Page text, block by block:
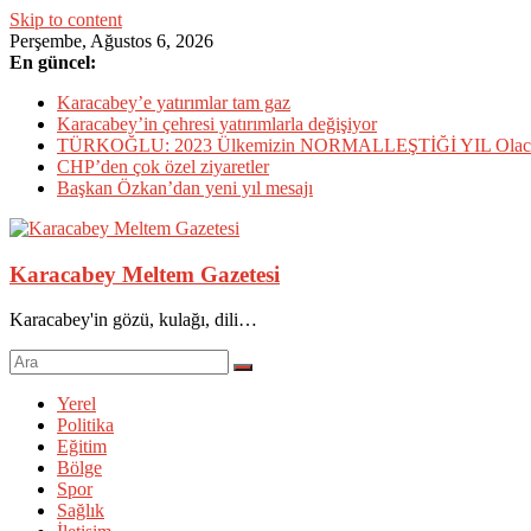
Skip to content
Perşembe, Ağustos 6, 2026
En güncel:
Karacabey’e yatırımlar tam gaz
Karacabey’in çehresi yatırımlarla değişiyor
TÜRKOĞLU: 2023 Ülkemizin NORMALLEŞTİĞİ YIL
CHP’den çok özel ziyaretler
Başkan Özkan’dan yeni yıl mesajı
Karacabey Meltem Gazetesi
Karacabey'in gözü, kulağı, dili…
Yerel
Politika
Eğitim
Bölge
Spor
Sağlık